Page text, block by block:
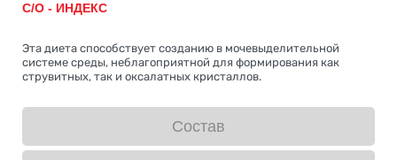
С/O - ИНДЕКС
Эта диета способствует созданию в мочевыделительной
системе среды, неблагоприятной для формирования как
струвитных, так и оксалатных кристаллов.
Состав